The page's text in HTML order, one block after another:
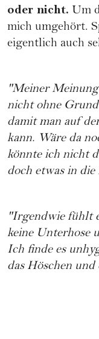
oder nicht. Um
mich umgehört.
eigentlich auch
"Meiner
nicht ohne Grund
damit man auf
kann. Wäre da
könnte ich nicht
doch etwas in die
"Irgendwie fühlt
keine Unterhose
Ich finde es
das Höschen